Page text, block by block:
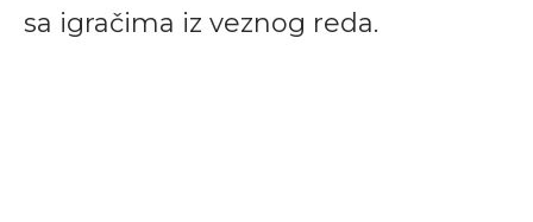
sa igračima iz veznog reda.